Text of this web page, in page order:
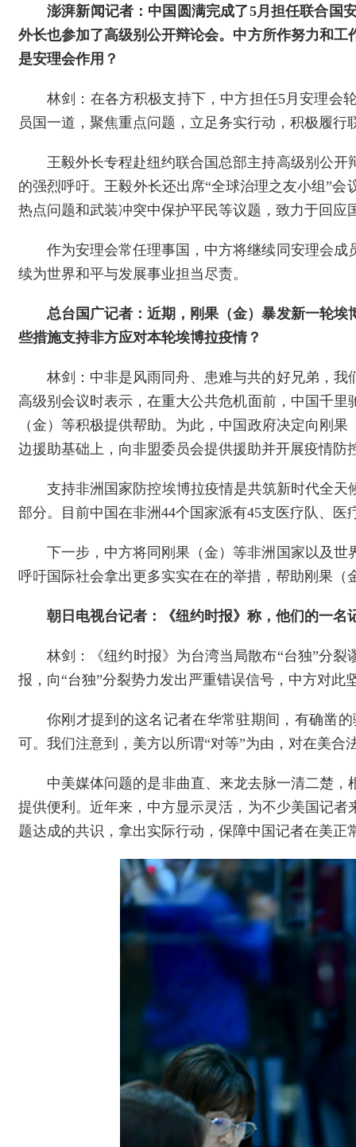
澎湃新闻记者：中国圆满完成了5月担任联合国
外长也参加了高级别公开辩论会。中方所作努力和
是安理会作用？
林剑：在各方积极支持下，中方担任5月安理会
员国一道，聚焦重点问题，立足务实行动，积极履行
王毅外长专程赴纽约联合国总部主持高级别公
的强烈呼吁。王毅外长还出席“全球治理之友小组”
热点问题和武装冲突中保护平民等议题，致力于回
作为安理会常任理事国，中方将继续同安理会
续为世界和平与发展事业担当尽责。
总台国广记者：近期，刚果（金）暴发新一轮
些措施支持非方应对本轮埃博拉疫情？
林剑：中非是风雨同舟、患难与共的好兄弟，
高级别会议时表示，在重大公共危机面前，中国千
（金）等积极提供帮助。为此，中国政府决定向刚
边援助基础上，向非盟委员会提供援助并开展疫情
支持非洲国家防控埃博拉疫情是共筑新时代全
部分。目前中国在非洲44个国家派有45支医疗队、
下一步，中方将同刚果（金）等非洲国家以及
呼吁国际社会拿出更多实实在在的举措，帮助刚果（
朝日电视台记者：《纽约时报》称，他们的一
林剑：《纽约时报》为台湾当局散布“台独”分
报，向“台独”分裂势力发出严重错误信号，中方对
你刚才提到的这名记者在华常驻期间，有确凿
可。我们注意到，美方以所谓“对等”为由，对在美
中美媒体问题的是非曲直、来龙去脉一清二楚
提供便利。近年来，中方显示灵活，为不少美国记
题达成的共识，拿出实际行动，保障中国记者在美正